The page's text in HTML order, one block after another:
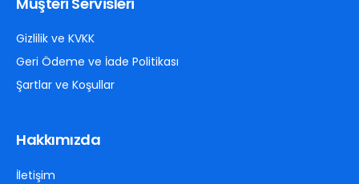
Gizlilik ve KVKK
Geri Ödeme ve İade Politikası
Şartlar ve Koşullar
Hakkımızda
İletişim